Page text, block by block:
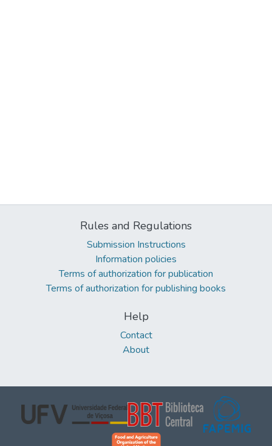
Rules and Regulations
Submission Instructions
Information policies
Terms of authorization for publication
Terms of authorization for publishing books
Help
Contact
About